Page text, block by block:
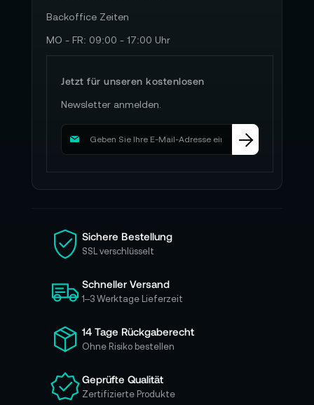
Backoffice Zeiten
MO - FR: 09:00 - 17:00 Uhr
Jetzt für unseren kostenlosen
Newsletter anmelden.
M
d
i
e
s
c
h
ü
r
u
e
Sichere Bestellung
SSL verschlüsselt
Schneller Versand
1–3 Werktage Lieferzeit
14 Tage Rückgaberecht
Ohne Risiko bestellen
Geprüfte Qualität
Zertifizierte Produkte